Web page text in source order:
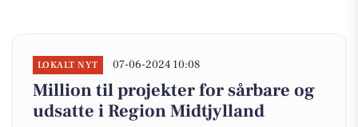
LOKALT NYT 07-06-2024 10:08
Million til projekter for sårbare og
udsatte i Region Midtjylland